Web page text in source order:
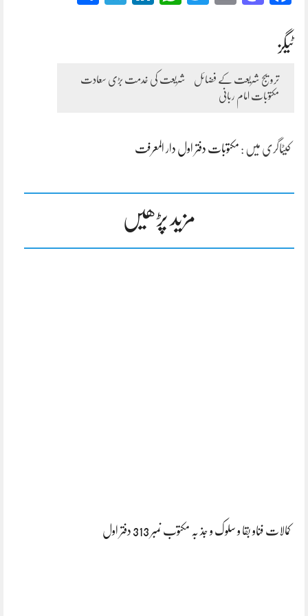
ٹیگز
ترویج شریعت کے فضائل
شریعت کی خدمت بڑی سعادت
مکتوبات امام ربانی
کیٹاگری میں : مکتوبات دفتر اول دار المعرفت
مزید پڑھیں
کمالات فناو بقا و سلوک و جذ بہ مکتوب نمبر 313 دفتر اول